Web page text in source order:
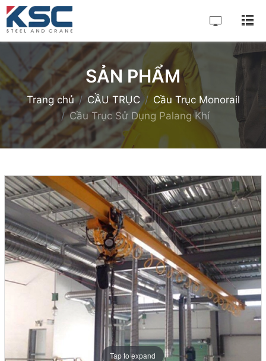
SẢN PHẨM
Trang chủ CẦU TRỤC
Cầu Trục Monorail
Cầu Trục Sử Dụng Palang Khí
Tap to expand